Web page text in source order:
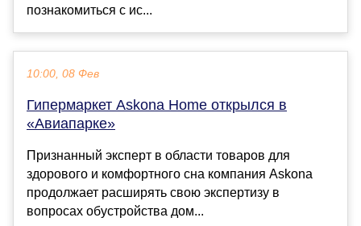
познакомиться с ис...
10:00, 08 Фев
Гипермаркет Askona Home открылся в
«Авиапарке»
Признанный эксперт в области товаров для
здорового и комфортного сна компания Askona
продолжает расширять свою экспертизу в
вопросах обустройства дом...